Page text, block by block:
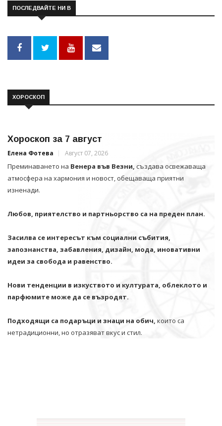
ПОСЛЕДВАЙТЕ НИ В
ХОРОСКОП
Хороскоп за 7 август
Елена Фотева Август 07, 2026
Преминаването на Венера във Везни, създава освежаваща
атмосфера на хармония и новост, обещаваща приятни
изненади.
Любов, приятелство и партньорство са на преден план.
Засилва се интересът към социални събития,
запознанства, забавления, дизайн, мода, иновативни
идеи за свобода и равенство.
Нови тенденции в изкуството и културата, облеклото и
парфюмите може да се възродят.
Подходящи са подаръци и знаци на обич, които са
нетрадиционни, но отразяват вкус и стил.